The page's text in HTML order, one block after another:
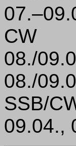
CW
08./
08./
SSB/
09.04.,